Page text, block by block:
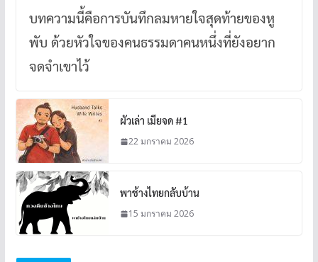
บทความนี้คือการบันทึกลมหายใจสุดท้ายของหู
พับ ด้วยหัวใจของคนธรรมดาคนหนึ่งที่ยังอยาก
จดจำเขาไว้
ผัวเล่า เมียจด #1
22 มกราคม 2026
พาช้างไทยกลับบ้าน
15 มกราคม 2026